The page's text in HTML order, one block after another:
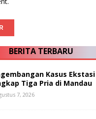
BERITA TERBARU
Kasus
Tiga Pria di Mandau
7, 2026